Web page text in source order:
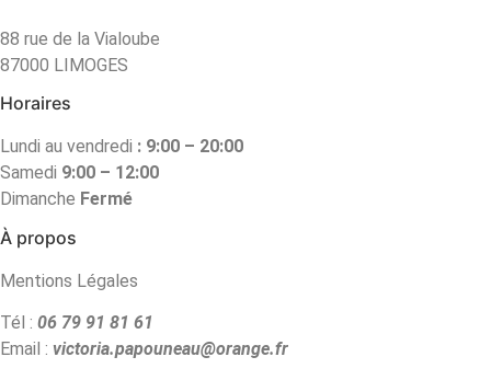
88 rue de la Vialoube
87000 LIMOGES
Horaires
Lundi au vendredi : 9:00 – 20:00
Samedi 9:00 – 12:00
Dimanche Fermé
À propos
Mentions Légales
Tél : 06 79 91 81 61
Email : victoria.papouneau@orange.fr